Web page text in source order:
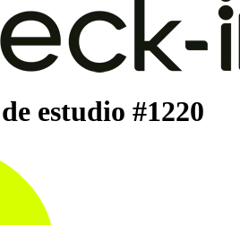
estudio #1220